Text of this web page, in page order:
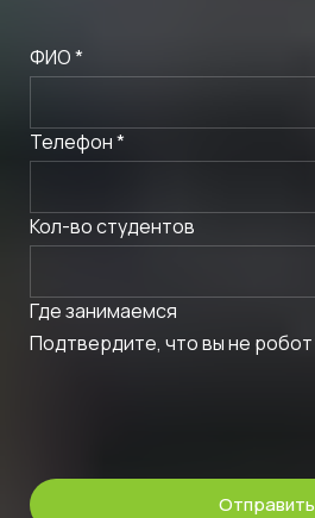
ФИО *
Телефон *
Кол-во студентов
Где занимаемся
Подтвердите, что вы не робот
Отправить